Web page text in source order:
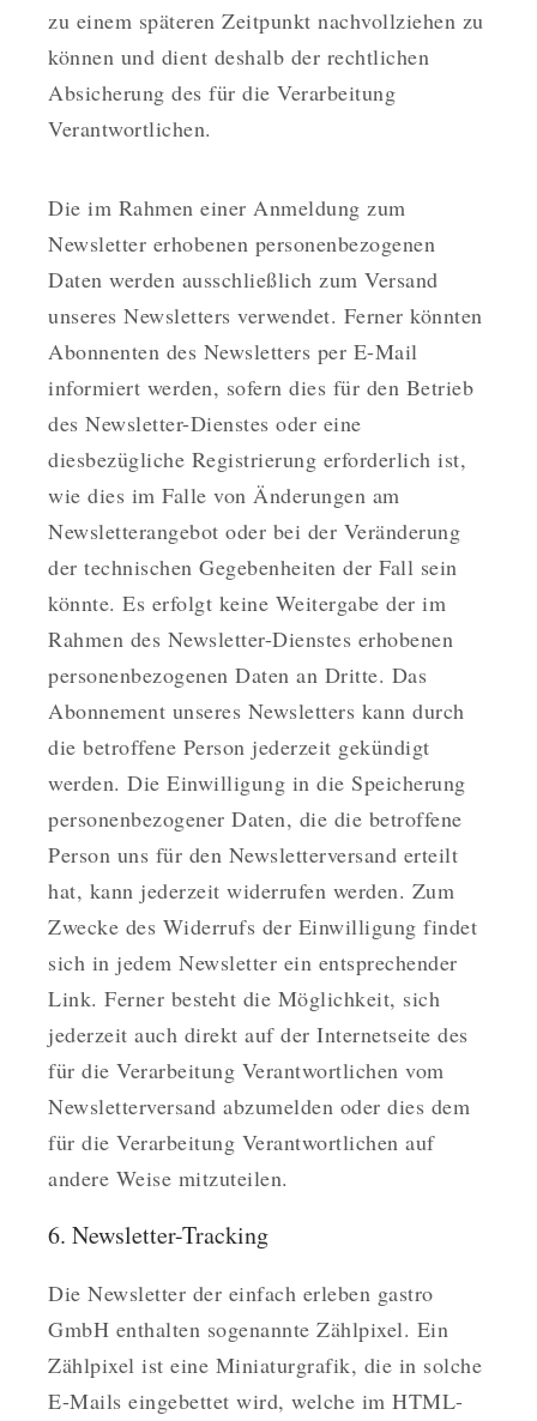
zu einem späteren Zeitpunkt nachvollziehen zu
können und dient deshalb der rechtlichen
Absicherung des für die Verarbeitung
Verantwortlichen.
Die im Rahmen einer Anmeldung zum
Newsletter erhobenen personenbezogenen
Daten werden ausschließlich zum Versand
unseres Newsletters verwendet. Ferner könnten
Abonnenten des Newsletters per E-Mail
informiert werden, sofern dies für den Betrieb
des Newsletter-Dienstes oder eine
diesbezügliche Registrierung erforderlich ist,
wie dies im Falle von Änderungen am
Newsletterangebot oder bei der Veränderung
der technischen Gegebenheiten der Fall sein
könnte. Es erfolgt keine Weitergabe der im
Rahmen des Newsletter-Dienstes erhobenen
personenbezogenen Daten an Dritte. Das
Abonnement unseres Newsletters kann durch
die betroffene Person jederzeit gekündigt
werden. Die Einwilligung in die Speicherung
personenbezogener Daten, die die betroffene
Person uns für den Newsletterversand erteilt
hat, kann jederzeit widerrufen werden. Zum
Zwecke des Widerrufs der Einwilligung findet
sich in jedem Newsletter ein entsprechender
Link. Ferner besteht die Möglichkeit, sich
jederzeit auch direkt auf der Internetseite des
für die Verarbeitung Verantwortlichen vom
Newsletterversand abzumelden oder dies dem
für die Verarbeitung Verantwortlichen auf
andere Weise mitzuteilen.
6. Newsletter-Tracking
Die Newsletter der einfach erleben gastro
GmbH enthalten sogenannte Zählpixel. Ein
Zählpixel ist eine Miniaturgrafik, die in solche
E-Mails eingebettet wird, welche im HTML-